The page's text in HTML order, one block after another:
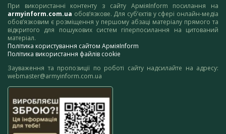
При використанні контенту з сайту АрміяInform посилання на
armyinform.com.ua обов’язкове. Для суб’єктів у сфері онлайн-медіа
обов’язковим є розміщення у першому абзаці матеріалу прямого та
відкритого для пошукових систем гіперпосилання на цитований
матеріал.
Політика користування сайтом АрміяInform
Політика використання файлів cookie
Зауваження та пропозиції по роботі сайту надсилайте на адресу:
webmaster@armyinform.com.ua